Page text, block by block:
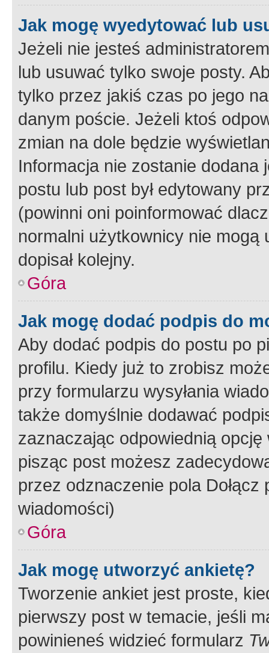
Jak mogę wyedytować lub
Jeżeli nie jesteś
lub usuwać tylko swoje posty.
tylko przez jakiś czas po jego
danym poście. Jeżeli ktoś
zmian na dole będzie
Informacja nie zostanie dodana
postu lub post był edytowany
(powinni oni poinformować
normalni użytkownicy nie
dopisał kolejny.
Góra
Jak mogę dodać podpis do
Aby dodać podpis do postu po
profilu. Kiedy już to zrobisz
przy formularzu wysyłania
także domyślnie dodawać
zaznaczając odpowiednią
pisząc post możesz
przez odznaczenie pola
wiadomości)
Góra
Jak mogę utworzyć ankietę?
Tworzenie ankiet jest proste,
pierwszy post w temacie, jeśli
powinieneś widzieć formularz